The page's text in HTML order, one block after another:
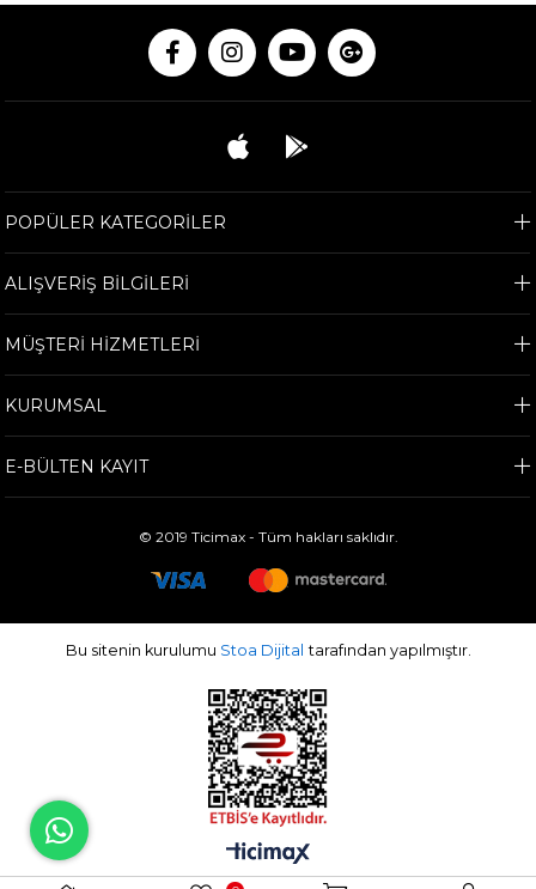
POPÜLER KATEGORİLER
ALIŞVERİŞ BİLGİLERİ
MÜŞTERİ HİZMETLERİ
KURUMSAL
E-BÜLTEN KAYIT
© 2019 Ticimax - Tüm hakları saklıdır.
Bu sitenin kurulumu Stoa Dijital tarafından yapılmıştır.